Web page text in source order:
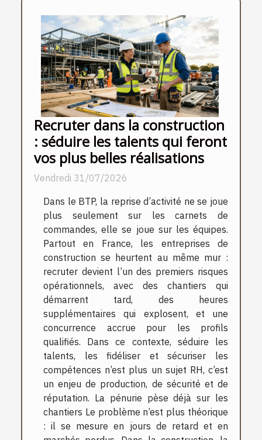
Recruter dans la construction
: séduire les talents qui feront
vos plus belles réalisations
Vendredi 31/07/2026
Dans le BTP, la reprise d’activité ne se joue
plus seulement sur les carnets de
commandes, elle se joue sur les équipes.
Partout en France, les entreprises de
construction se heurtent au même mur :
recruter devient l’un des premiers risques
opérationnels, avec des chantiers qui
démarrent tard, des heures
supplémentaires qui explosent, et une
concurrence accrue pour les profils
qualifiés. Dans ce contexte, séduire les
talents, les fidéliser et sécuriser les
compétences n’est plus un sujet RH, c’est
un enjeu de production, de sécurité et de
réputation. La pénurie pèse déjà sur les
chantiers Le problème n’est plus théorique
: il se mesure en jours de retard et en